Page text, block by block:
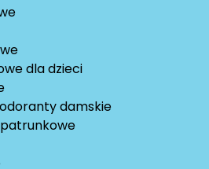
dla dzieci
damskie